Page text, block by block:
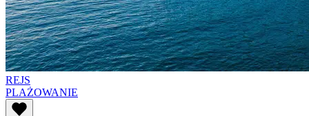
REJS
PLAŻOWANIE